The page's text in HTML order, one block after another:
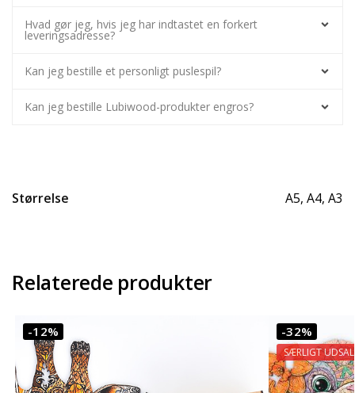
Hvad gør jeg, hvis jeg har indtastet en forkert
leveringsadresse?
Kan jeg bestille et personligt puslespil?
Kan jeg bestille Lubiwood-produkter engros?
Størrelse A5, A4, A3
Relaterede produkter
-12% -32%
SÆRLIGT